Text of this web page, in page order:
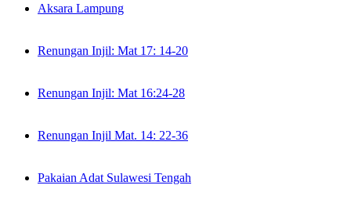
Aksara Lampung
Renungan Injil: Mat 17: 14-20
Renungan Injil: Mat 16:24-28
Renungan Injil Mat. 14: 22-36
Pakaian Adat Sulawesi Tengah